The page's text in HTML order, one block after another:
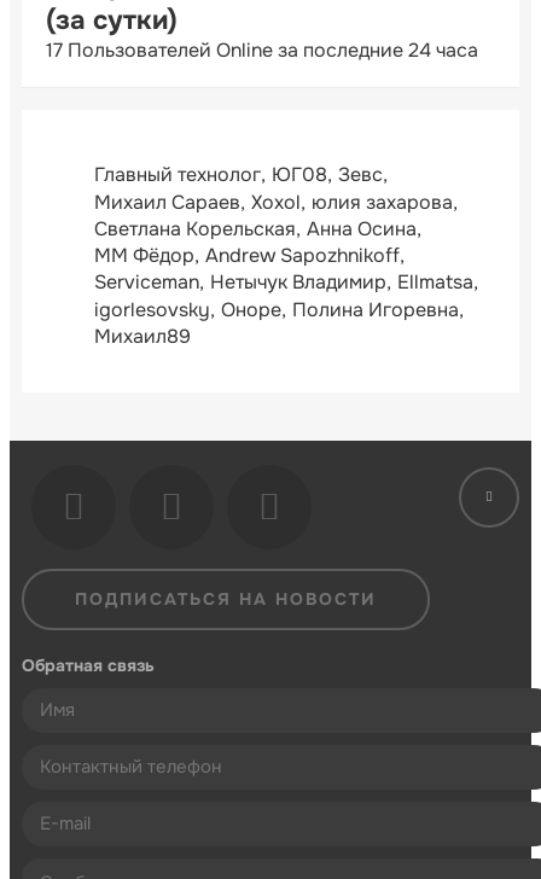
(за сутки)
17 Пользователей Online за последние 24 часа
Главный технолог ЮГ08 Зевс
Михаил Сараев Xoxol юлия захарова
Светлана Корельская Анна Осина
ММ Фёдор Andrew Sapozhnikoff
Serviceman Нетычук Владимир Ellmatsa
igorlesovsky Оноре Полина Игоревна
Михаил89
ПОДПИСАТЬСЯ НА НОВОСТИ
Обратная связь